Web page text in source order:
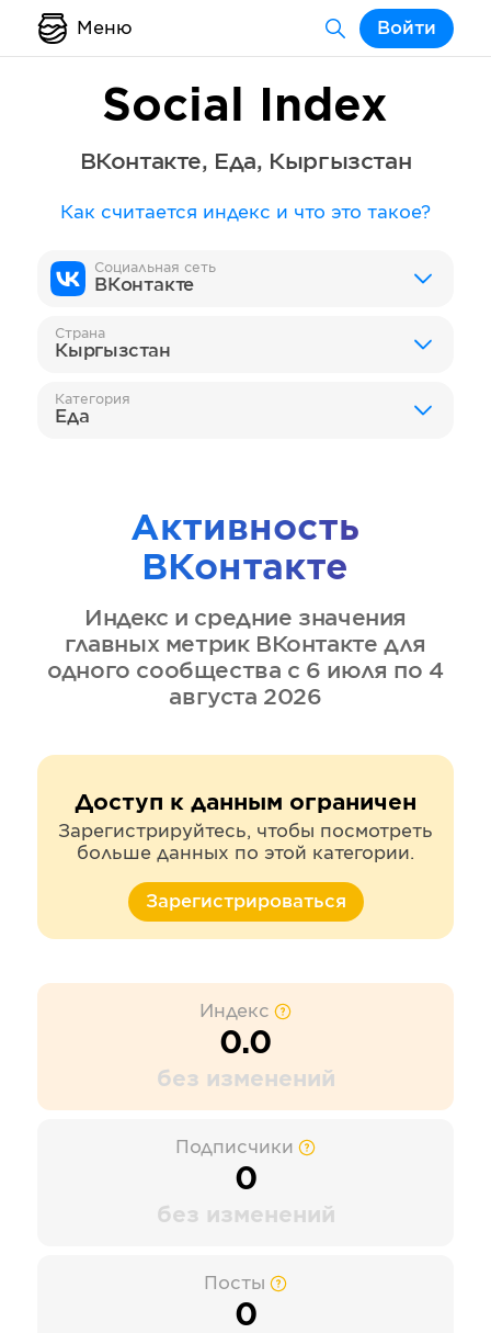
Меню Войти
Social Index
ВКонтакте, Еда, Кыргызстан
Как считается индекс и что это такое?
Социальная сеть
ВКонтакте
Страна
Кыргызстан
Категория
Еда
Активность
ВКонтакте
Индекс и средние значения
главных метрик ВКонтакте для
одного сообщества с 6 июля по 4
августа 2026
Доступ к данным ограничен
Зарегистрируйтесь, чтобы посмотреть
больше данных по этой категории.
Зарегистрироваться
Индекс
0.0
без изменений
Подписчики
0
без изменений
Посты
0